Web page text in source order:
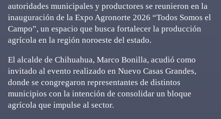
autoridades municipales y productores se reunieron en la
inauguración de la Expo Agronorte 2026 “Todos Somos el
Campo”, un espacio que busca fortalecer la producción
agrícola en la región noroeste del estado.
El alcalde de Chihuahua, Marco Bonilla, acudió como
invitado al evento realizado en Nuevo Casas Grandes,
donde se congregaron representantes de distintos
municipios con la intención de consolidar un bloque
agrícola que impulse al sector.